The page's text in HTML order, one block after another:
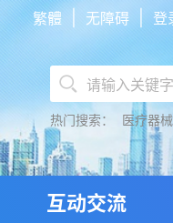
繁體 无障碍 登
热门搜索： 医疗器械
互动交流